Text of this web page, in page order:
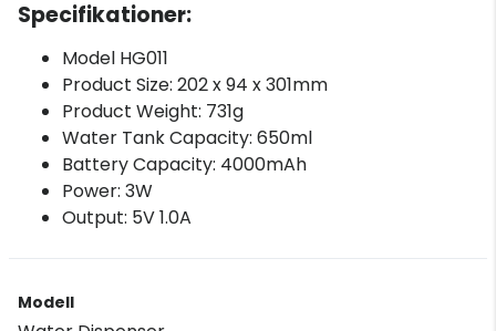
Specifikationer:
Model HG011
Product Size: 202 x 94 x 301mm
Product Weight: 731g
Water Tank Capacity: 650ml
Battery Capacity: 4000mAh
Power: 3W
Output: 5V 1.0A
Modell